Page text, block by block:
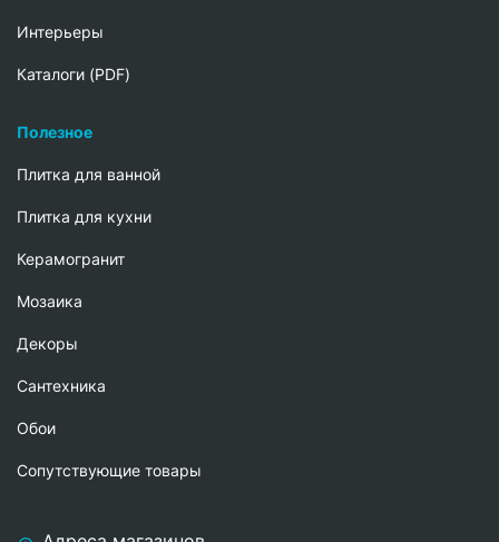
Интерьеры
Каталоги (PDF)
Полезное
Плитка для ванной
Плитка для кухни
Керамогранит
Мозаика
Декоры
Сантехника
Обои
Сопутствующие товары